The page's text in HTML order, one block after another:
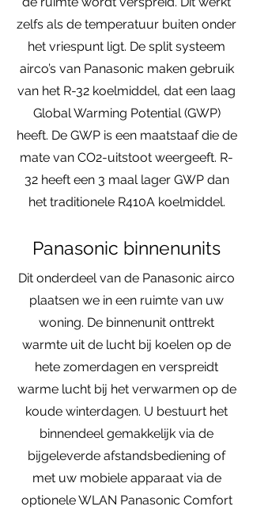
zelfs als de temperatuur buiten onder
het vriespunt ligt. De split systeem
airco’s van Panasonic maken gebruik
van het R-32 koelmiddel, dat een laag
Global Warming Potential (GWP)
heeft. De GWP is een maatstaaf die de
mate van CO2-uitstoot weergeeft. R-
32 heeft een 3 maal lager GWP dan
het traditionele R410A koelmiddel.
Panasonic binnenunits
Dit onderdeel van de Panasonic airco
plaatsen we in een ruimte van uw
woning. De binnenunit onttrekt
warmte uit de lucht bij koelen op de
hete zomerdagen en verspreidt
warme lucht bij het verwarmen op de
koude winterdagen. U bestuurt het
binnendeel gemakkelijk via de
bijgeleverde afstandsbediening of
met uw mobiele apparaat via de
optionele WLAN Panasonic Comfort